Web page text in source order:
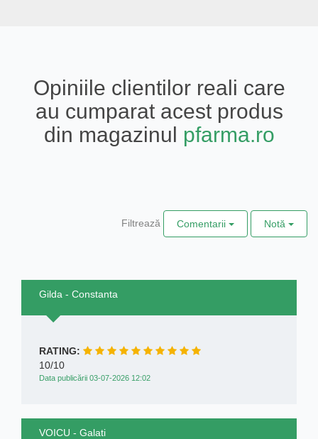
Opiniile clientilor reali care
au cumparat acest produs
din magazinul pfarma.ro
Filtrează Comentarii Notă
Gilda - Constanta
RATING:
10/10
Data publicării 03-07-2026 12:02
VOICU - Galati